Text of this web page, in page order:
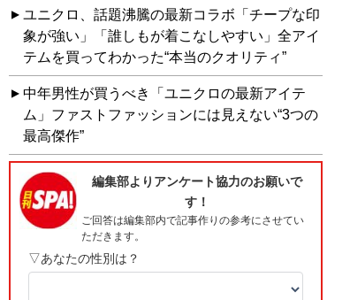
ユニクロ、話題沸騰の最新コラボ「チープな印
象が強い」「誰しもが着こなしやすい」全アイ
テムを買ってわかった“本当のクオリティ”
中年男性が買うべき「ユニクロの最新アイテ
ム」ファストファッションには見えない“3つの
最高傑作”